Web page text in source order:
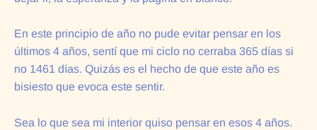
En este principio de año no pude evitar pensar en los
últimos 4 años, sentí que mi ciclo no cerraba 365 días si
no 1461 días. Quizás es el hecho de que este año es
bisiesto que evoca este sentir.
Sea lo que sea mi interior quiso pensar en esos 4 años.